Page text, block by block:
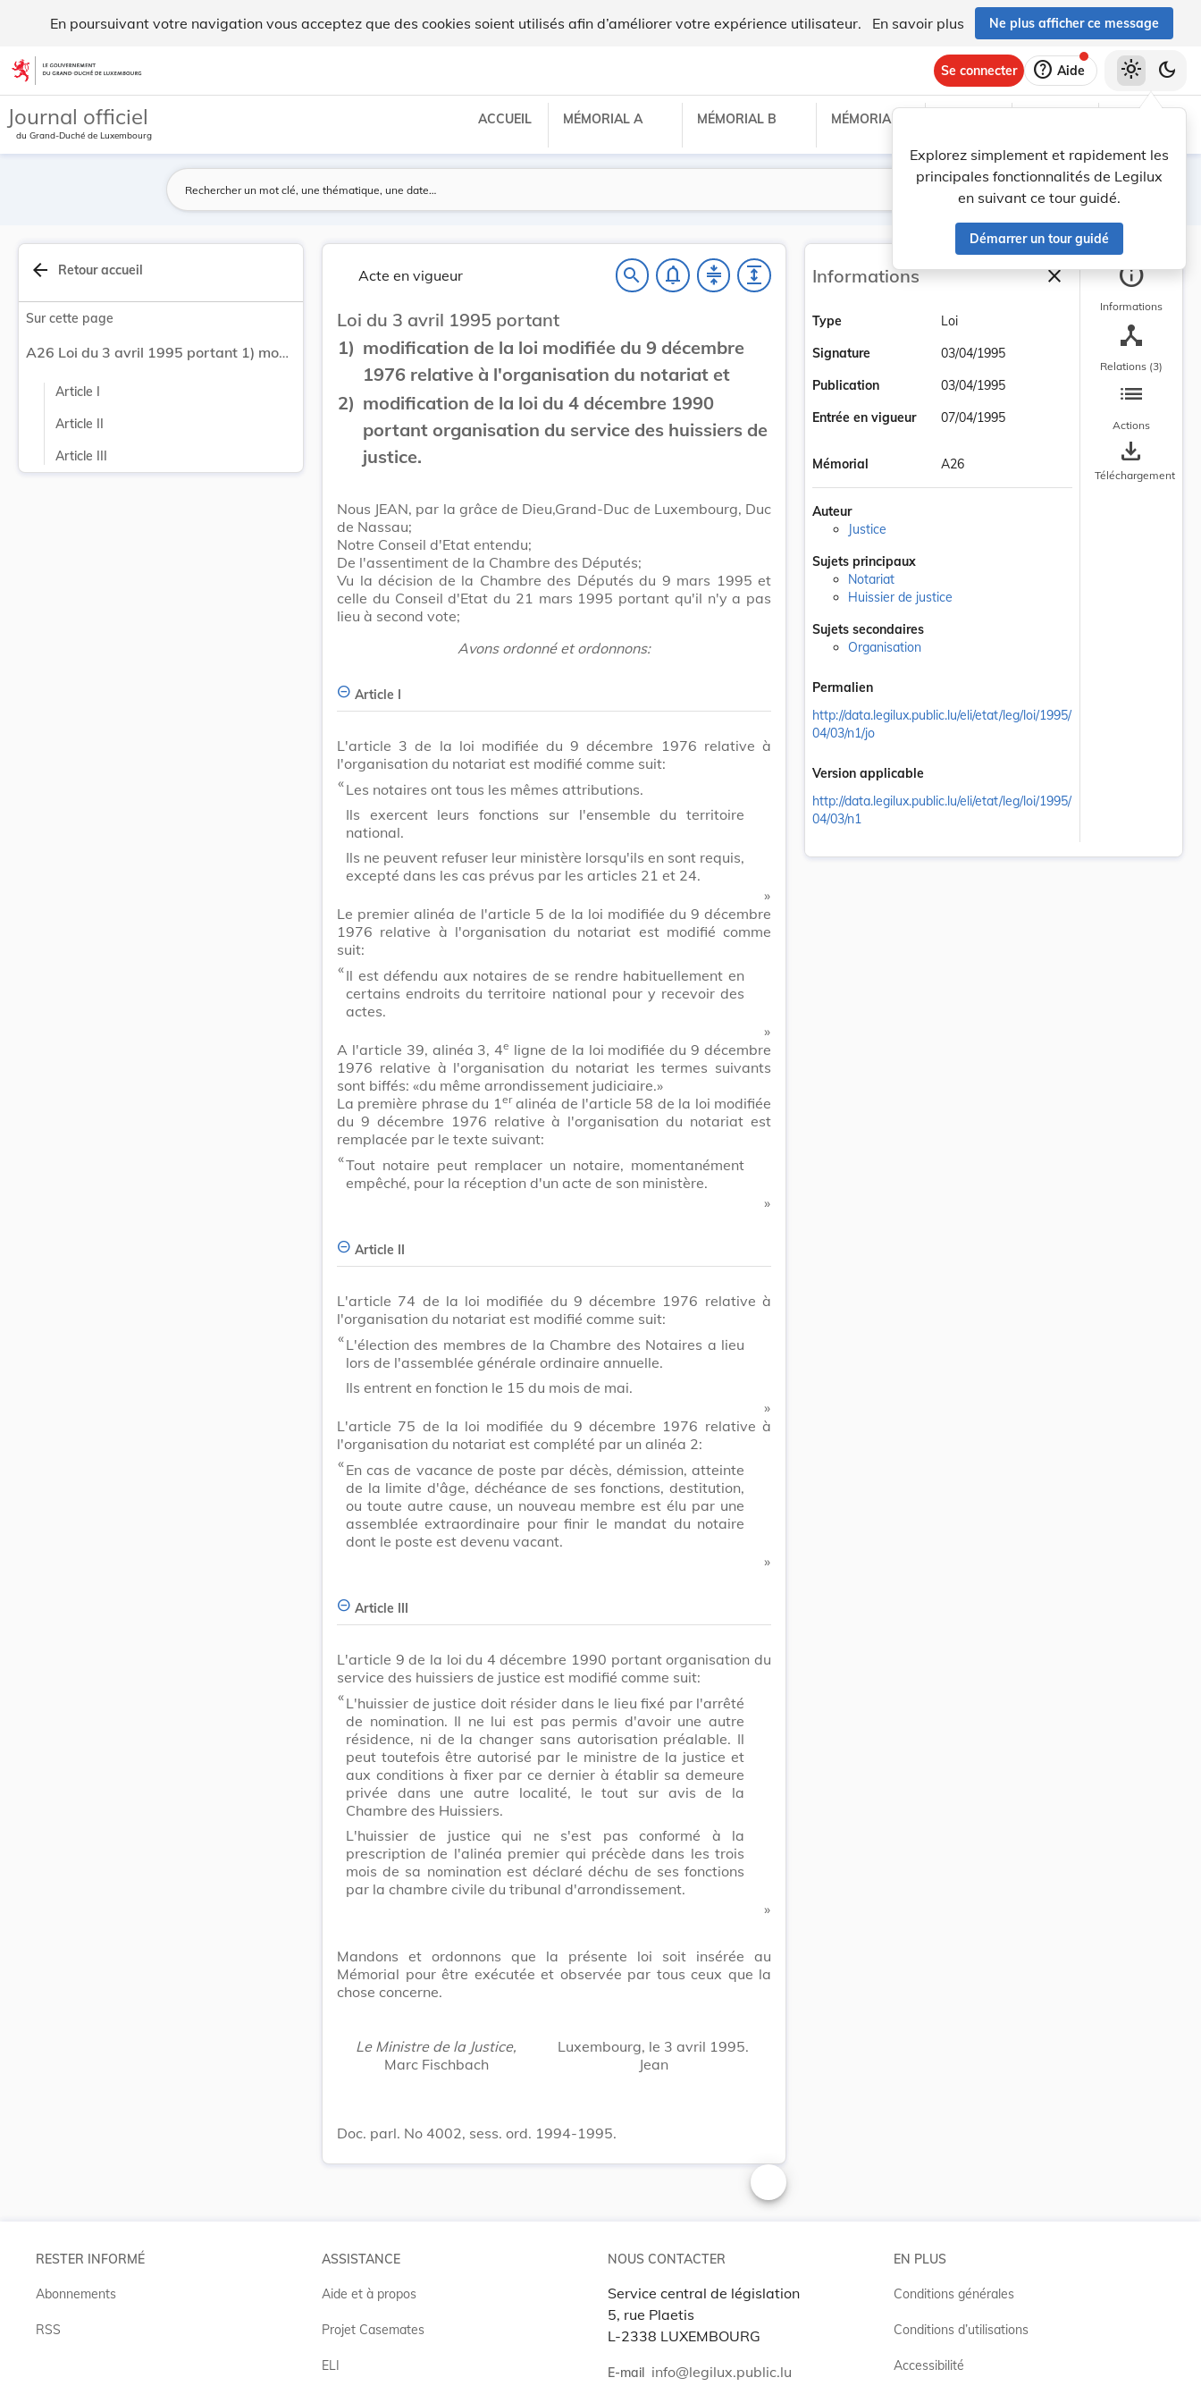
En poursuivant votre navigation vous acceptez que des cookies soient utilisés afin d’améliorer votre expérience utilisateur. En savoir plus Ne plus afficher ce message
Aller au contenu
Se connecter help Aide
Explorez simplement et rapidement les
principales fonctionnalités de Legilux
en suivant ce tour guidé.
Démarrer un tour guidé
light_mode dark_mode
Journal officiel
du Grand-Duché de Luxembourg
ACCUEIL MÉMORIAL A MÉMORIAL B MÉMORIAL C
Lancer la recherche
Filtres
arrow_back Retour accueil
Sur cette page
A26 Loi du 3 avril 1995 portant 1) modification de la loi modifiée du 9 décembre 1976 relative à l'organisation du notariat et 2) modification de la loi du 4 décembre 1990 portant organisation du service des huissiers de justice.
Article I
Article II
Article III
Acte en vigueur search notifications_none compress expand
Loi du 3 avril 1995 portant
1) modification de la loi modifiée du 9 décembre
1976 relative à l'organisation du notariat et
2) modification de la loi du 4 décembre 1990
portant organisation du service des huissiers de
justice.
Nous JEAN, par la grâce de Dieu,Grand-Duc de Luxembourg, Duc
de Nassau;
Notre Conseil d'Etat entendu;
De l'assentiment de la Chambre des Députés;
Vu la décision de la Chambre des Députés du 9 mars 1995 et
celle du Conseil d'Etat du 21 mars 1995 portant qu'il n'y a pas
lieu à second vote;
Avons ordonné et ordonnons:
Article I
L'article 3 de la loi modifiée du 9 décembre 1976 relative à
l'organisation du notariat est modifié comme suit:
​ «Les notaires ont tous les mêmes attributions.
Ils exercent leurs fonctions sur l'ensemble du territoire
national.
Ils ne peuvent refuser leur ministère lorsqu'ils en sont requis,
excepté dans les cas prévus par les articles 21 et 24.
​ »
Le premier alinéa de l'article 5 de la loi modifiée du 9 décembre
1976 relative à l'organisation du notariat est modifié comme
suit:
​ «Il est défendu aux notaires de se rendre habituellement en
certains endroits du territoire national pour y recevoir des
actes.
​ »
A l'article 39, alinéa 3, 4e ligne de la loi modifiée du 9 décembre
1976 relative à l'organisation du notariat les termes suivants
sont biffés: «du même arrondissement judiciaire.»
La première phrase du 1 eralinéa de l'article 58 de la loi modifiée
du 9 décembre 1976 relative à l'organisation du notariat est
remplacée par le texte suivant:
​ «Tout notaire peut remplacer un notaire, momentanément
empêché, pour la réception d'un acte de son ministère.
​ »
Article II
L'article 74 de la loi modifiée du 9 décembre 1976 relative à
l'organisation du notariat est modifié comme suit:
​ «L'élection des membres de la Chambre des Notaires a lieu
lors de l'assemblée générale ordinaire annuelle.
Ils entrent en fonction le 15 du mois de mai.
​ »
L'article 75 de la loi modifiée du 9 décembre 1976 relative à
l'organisation du notariat est complété par un alinéa 2:
​ «En cas de vacance de poste par décès, démission, atteinte
de la limite d'âge, déchéance de ses fonctions, destitution,
ou toute autre cause, un nouveau membre est élu par une
assemblée extraordinaire pour finir le mandat du notaire
dont le poste est devenu vacant.
​ »
Article III
L'article 9 de la loi du 4 décembre 1990 portant organisation du
service des huissiers de justice est modifié comme suit:
​ «L'huissier de justice doit résider dans le lieu fixé par l'arrêté
de nomination. Il ne lui est pas permis d'avoir une autre
résidence, ni de la changer sans autorisation préalable. Il
peut toutefois être autorisé par le ministre de la justice et
aux conditions à fixer par ce dernier à établir sa demeure
privée dans une autre localité, le tout sur avis de la
Chambre des Huissiers.
L'huissier de justice qui ne s'est pas conformé à la
prescription de l'alinéa premier qui précède dans les trois
mois de sa nomination est déclaré déchu de ses fonctions
par la chambre civile du tribunal d'arrondissement.
​ »
Mandons et ordonnons que la présente loi soit insérée au
Mémorial pour être exécutée et observée par tous ceux que la
chose concerne.
Le Ministre de la Justice,
Marc Fischbach
Luxembourg, le 3 avril 1995.
Jean
Doc. parl. No 4002, sess. ord. 1994-1995.
Changer la taille du texte
Informations closeFermer la barre
Type
Loi
Signature
03/04/1995
Publication
03/04/1995
Entrée en vigueur
07/04/1995
Mémorial A26
Auteur
Justice
Sujets principaux
Notariat
Huissier de justice
Sujets secondaires
Organisation
Permalien
http://data.legilux.public.lu/eli/etat/leg/loi/1995/
04/03/n1/jo
Version applicable
http://data.legilux.public.lu/eli/etat/leg/loi/1995/
04/03/n1
info
Informations
device_hub
Relations (3)
list
Actions
save_alt
Téléchargement
RESTER INFORMÉ
Abonnements
RSS
ASSISTANCE
Aide et à propos
Projet Casemates
ELI
NOUS CONTACTER
Service central de législation
5, rue Plaetis
L-2338 LUXEMBOURG
E-mail info@legilux.public.lu
EN PLUS
Conditions générales
Conditions d’utilisations
Accessibilité